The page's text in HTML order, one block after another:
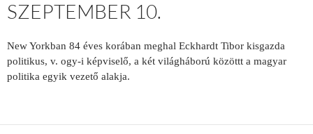
SZEPTEMBER 10.
New Yorkban 84 éves korában meghal Eckhardt Tibor kisgazda
politikus, v. ogy-i képviselő, a két világháború közöttt a magyar
politika egyik vezető alakja.